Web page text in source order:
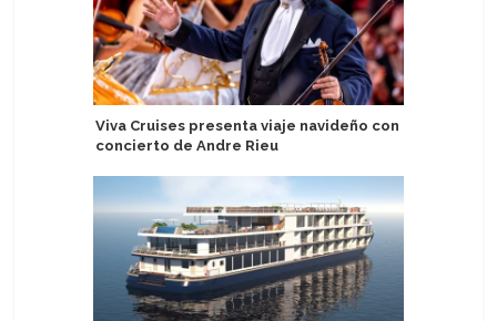
Viva Cruises presenta viaje navideño con
concierto de Andre Rieu